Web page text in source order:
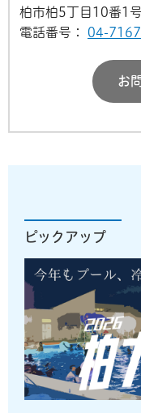
柏市柏5丁目10番1
電話番号：
04-
お
ピックアップ